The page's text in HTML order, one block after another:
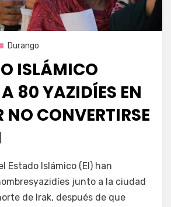
Durango
ISLÁMICO
80 YAZIDÍES EN
NO CONVERTIRSE
Estado Islámico (EI) han
junto a la ciudad
de Irak, después de que